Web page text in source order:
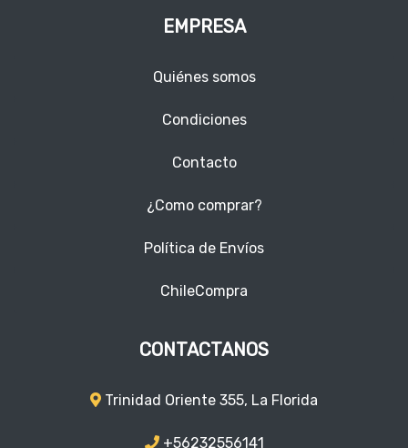
EMPRESA
Quiénes somos
Condiciones
Contacto
¿Como comprar?
Política de Envíos
ChileCompra
CONTACTANOS
Trinidad Oriente 355, La Florida
+56232556141